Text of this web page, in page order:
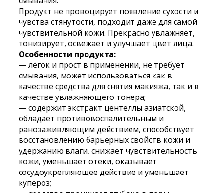
Продукт не провоцирует появление сухости и
чувства стянутости, подходит даже для самой
чувствительной кожи. Прекрасно увлажняет,
тонизирует, освежает и улучшает цвет лица.
Особенности продукта:
— лёгок и прост в применении, не требует
смывания, может использоваться как в
качестве средства для снятия макияжа, так и в
качестве увлажняющего тонера;
— содержит экстракт центеллы азиатской,
обладает противовоспалительным и
ранозаживляющим действием, способствует
восстановлению барьерных свойств кожи и
удержанию влаги, снижает чувствительность
кожи, уменьшает отеки, оказывает
сосудоукрепляющее действие и уменьшает
купероз;